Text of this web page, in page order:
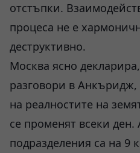
отстъпки.
процеса не е
деструктивно.
Москва ясно
разговори в
на реалностите на
се променят всеки ден.
подразделения са на 9